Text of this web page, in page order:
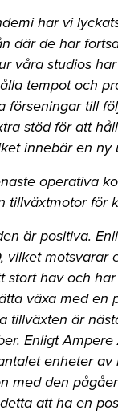
har vi
där de har
våra studios
tempot och
förseningar till
stöd för att
innebär en
operativa
tillväxtmotor för
är positiva.
motsvarar
hav och
växa med
tillväxten är
Enligt
enheter
med den
att ha en